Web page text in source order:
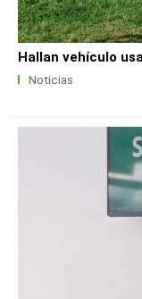
Hallan vehículo
Noticias